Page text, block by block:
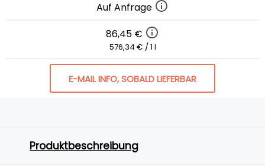
Auf Anfrage
86,45 €
576,34 € / 1 l
E-MAIL INFO, SOBALD LIEFERBAR
Produktbeschreibung